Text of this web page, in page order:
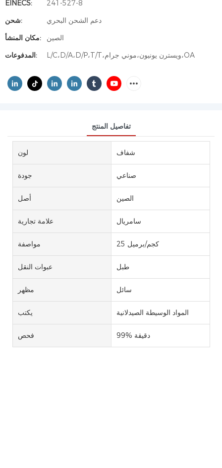
EINECS:
241-527-8
شحن:
دعم الشحن البحري
مكان المنشأ:
الصين
المدفوعات:
L/C،D/A،D/P،T/T،ويسترن يونيون،موني جرام،OA
تفاصيل المنتج
لون شفاف
جودة صناعي
أصل الصين
علامة تجارية سامريال
مواصفة 25 كجم/برميل
عبوات النقل طبل
مظهر سائل
يكتب المواد الوسيطة الصيدلانية
فحص 99% دقيقة